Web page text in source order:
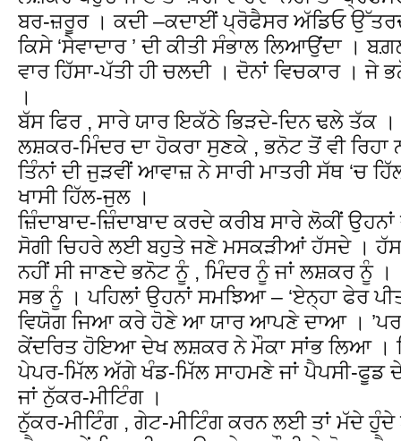
ਬਰ-ਜ਼ਰੂਰ । ਕਦੀ –ਕਦਾਈਂ ਪ੍ਰੋਫੈਸਰ ਅੱਡਿਓ
ਕਿਸੇ ‘ਸੇਵਾਦਾਰ ’ ਦੀ ਕੀਤੀ ਸੰਭਾਲ ਲਿਆਉਂਦਾ ।
ਵਾਰ ਹਿੱਸਾ-ਪੱਤੀ ਹੀ ਚਲਦੀ । ਦੋਨਾਂ ਵਿਚਕਾਰ । ਜੇ
।
ਬੱਸ ਫਿਰ , ਸਾਰੇ ਯਾਰ ਇਕੱਠੇ ਭਿੜਦੇ-ਦਿਨ ਢਲੇ ਤੱਕ ।
ਲਸ਼ਕਰ-ਮਿੰਦਰ ਦਾ ਹੋਕਰਾ ਸੁਣਕੇ , ਭਨੋਟ ਤੋਂ ਵੀ ਰਿਹਾ
ਤਿੰਨਾਂ ਦੀ ਜੁੜਵੀਂ ਆਵਾਜ਼ ਨੇ ਸਾਰੀ ਮਾਤਰੀ ਸੱਥ ‘ਚ
ਖਾਸੀ ਹਿੱਲ-ਜੁਲ ।
ਜ਼ਿੰਦਾਬਾਦ-ਜ਼ਿੰਦਾਬਾਦ ਕਰਦੇ ਕਰੀਬ ਸਾਰੇ ਲੋਕੀਂ
ਸੋਗੀ ਚਿਹਰੇ ਲਈ ਬਹੁਤੇ ਜਣੇ ਮਸਕੜੀਆਂ ਹੱਸਦੇ ।
ਨਹੀਂ ਸੀ ਜਾਣਦੇ ਭਨੋਟ ਨੂੰ , ਮਿੰਦਰ ਨੂੰ ਜਾਂ ਲਸ਼ਕਰ ਨੂੰ
ਸਭ ਨੂੰ । ਪਹਿਲਾਂ ਉਹਨਾਂ ਸਮਝਿਆ – ‘ਏਨ੍ਹਾ ਫੇਰ
ਵਿਯੋਗ ਜਿਆ ਕਰੇ ਹੋਣੇ ਆ ਯਾਰ ਆਪਣੇ ਦਾਆ ।
ਕੇਂਦਰਿਤ ਹੋਇਆ ਦੇਖ ਲਸ਼ਕਰ ਨੇ ਮੌਕਾ ਸਾਂਭ ਲਿਆ ।
ਪੇਪਰ-ਮਿੱਲ ਅੱਗੇ ਖੰਡ-ਮਿੱਲ ਸਾਹਮਣੇ ਜਾਂ ਪੈਪਸੀ-
ਜਾਂ ਨੁੱਕਰ-ਮੀਟਿੰਗ ।
ਨੁੱਕਰ-ਮੀਟਿੰਗ , ਗੇਟ-ਮੀਟਿੰਗ ਕਰਨ ਲਈ ਤਾਂ ਮੱਦੇ